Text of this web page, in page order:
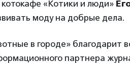
«Котики и люди»
моду на добрые дела.
в городе» благодарит
партнера